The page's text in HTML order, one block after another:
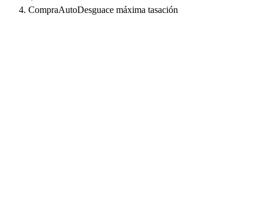
CompraAutoDesguace máxima tasación